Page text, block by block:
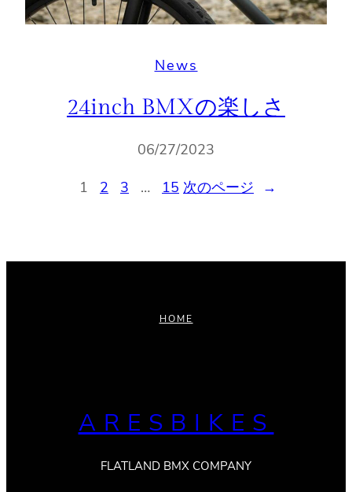
News
24inch BMXの楽しさ
06/27/2023
1
2 3 … 15 次のページ →
HOME
ARESBIKES
FLATLAND BMX COMPANY